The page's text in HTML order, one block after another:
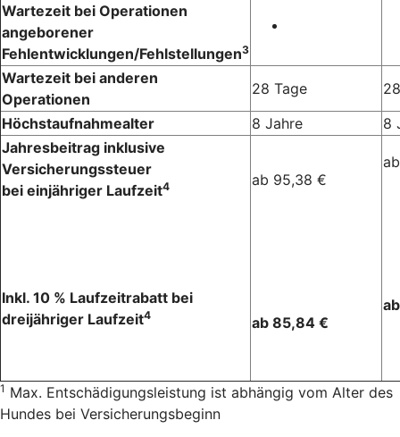
Wartezeit bei Operationen
angeborener
Fehlentwicklungen/Fehlstellungen3
Wartezeit bei anderen
Operationen
28 Tage
Höchstaufnahmealter
8 Jahre
8
Jahresbeitrag inklusive
Versicherungssteuer
bei einjähriger Laufzeit4
Inkl. 10 % Laufzeitrabatt bei
dreijähriger Laufzeit4
ab 95,38 €
ab 85,84 €
1 Max. Entschädigungsleistung ist abhängig vom Alter des
Hundes bei Versicherungsbeginn